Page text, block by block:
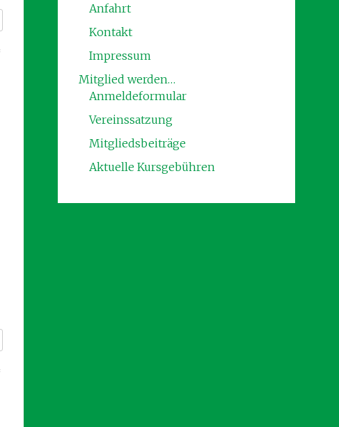
Anfahrt
Kontakt
Impressum
Mitglied werden…
Anmeldeformular
Vereinssatzung
Mitgliedsbeiträge
Aktuelle Kursgebühren